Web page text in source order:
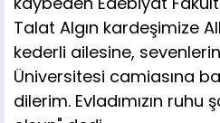
Talat Algın kardeşimize
kederli ailesine,
Üniversitesi camiasına
dilerim. Evladımızın ruhu